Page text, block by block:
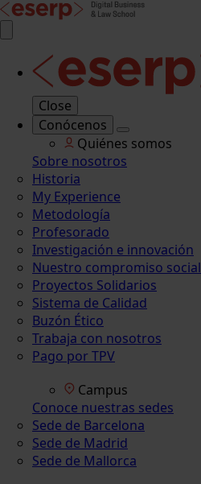
Close
Conócenos
Quiénes somos
Sobre nosotros
Historia
My Experience
Metodología
Profesorado
Investigación e innovación
Nuestro compromiso social
Proyectos Solidarios
Sistema de Calidad
Buzón Ético
Trabaja con nosotros
Pago por TPV
Campus
Conoce nuestras sedes
Sede de Barcelona
Sede de Madrid
Sede de Mallorca